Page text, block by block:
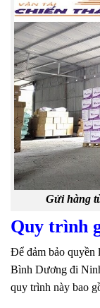
Gửi hàng
Quy trình
Để đảm bảo quyền
Bình Dương đi
quy trình này bao